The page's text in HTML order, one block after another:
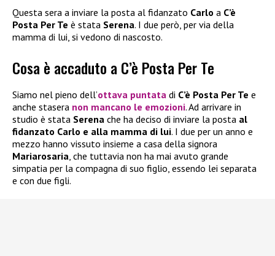
Questa sera a inviare la posta al fidanzato Carlo a C’è
Posta Per Te è stata Serena. I due però, per via della
mamma di lui, si vedono di nascosto.
Cosa è accaduto a C’è Posta Per Te
Siamo nel pieno dell’ottava puntata di C’è Posta Per Te e
anche stasera non mancano le emozioni. Ad arrivare in
studio è stata Serena che ha deciso di inviare la posta al
fidanzato Carlo e alla mamma di lui. I due per un anno e
mezzo hanno vissuto insieme a casa della signora
Mariarosaria, che tuttavia non ha mai avuto grande
simpatia per la compagna di suo figlio, essendo lei separata
e con due figli.